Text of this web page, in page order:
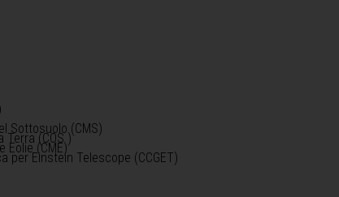
Sottosuolo (CMS)
Terra (COS )
Eolie (CME)
per Einstein Telescope (CCGET)